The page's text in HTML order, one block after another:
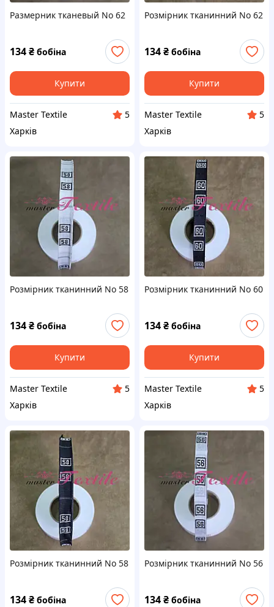
Размерник тканевый No 62
134₴ бобіна
Купити
Master Textile
5
Харків
Розмірник тканинний No 62
134₴ бобіна
Купити
Master Textile
5
Харків
Розмірник тканинний No 58
134₴ бобіна
Купити
Master Textile
5
Харків
Розмірник тканинний No 60
134₴ бобіна
Купити
Master Textile
5
Харків
Розмірник тканинний No 58
134₴ бобіна
Розмірник тканинний No 56
134₴ бобіна